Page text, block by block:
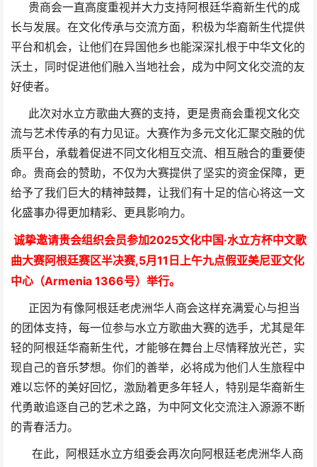
贵商会一直高度重视并大力支持阿根廷华裔新生代的成
长与发展。在文化传承与交流方面，积极为华裔新生代提供
平台和机会，让他们在异国他乡也能深深扎根于中华文化的
沃土，同时促进他们融入当地社会，成为中阿文化交流的友
好使者。
此次对水立方歌曲大赛的支持，更是贵商会重视文化交
流与艺术传承的有力见证。大赛作为多元文化汇聚交融的优
质平台，承载着促进不同文化相互交流、相互融合的重要使
命。贵商会的赞助，不仅为大赛提供了坚实的资金保障，更
给予了我们巨大的精神鼓舞，让我们有十足的信心将这一文
化盛事办得更加精彩、更具影响力。
诚挚邀请贵会组织会员参加2025文化中国·水立方杯中文歌
曲大赛阿根廷赛区半决赛,5月11日上午九点假亚美尼亚文化
中心（Armenia 1366号）举行。
正因为有像阿根廷老虎洲华人商会这样充满爱心与担当
的团体支持，每一位参与水立方歌曲大赛的选手，尤其是年
轻的阿根廷华裔新生代，才能够在舞台上尽情释放光芒，实
现自己的音乐梦想。你们的善举，必将成为他们人生旅程中
难以忘怀的美好回忆，激励着更多年轻人，特别是华裔新生
代勇敢追逐自己的艺术之路，为中阿文化交流注入源源不断
的青春活力。
在此，阿根廷水立方组委会再次向阿根廷老虎洲华人商